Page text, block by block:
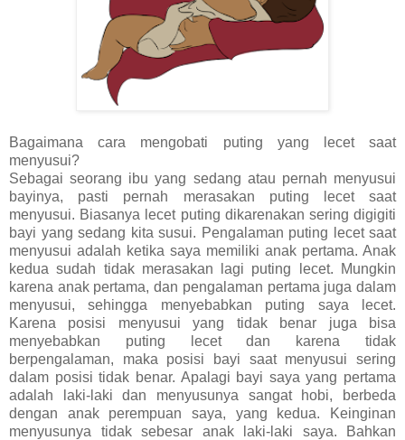
Bagaimana cara mengobati puting yang lecet saat
menyusui?
Sebagai seorang ibu yang sedang atau pernah menyusui
bayinya, pasti pernah merasakan puting lecet saat
menyusui. Biasanya lecet puting dikarenakan sering digigiti
bayi yang sedang kita susui. Pengalaman puting lecet saat
menyusui adalah ketika saya memiliki anak pertama. Anak
kedua sudah tidak merasakan lagi puting lecet. Mungkin
karena anak pertama, dan pengalaman pertama juga dalam
menyusui, sehingga menyebabkan puting saya lecet.
Karena posisi menyusui yang tidak benar juga bisa
menyebabkan puting lecet dan karena tidak
berpengalaman, maka posisi bayi saat menyusui sering
dalam posisi tidak benar. Apalagi bayi saya yang pertama
adalah laki-laki dan menyusunya sangat hobi, berbeda
dengan anak perempuan saya, yang kedua. Keinginan
menyusunya tidak sebesar anak laki-laki saya. Bahkan